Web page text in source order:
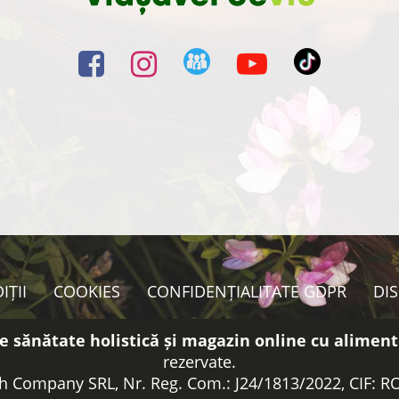
COOKIES CONFIDENȚIALITATE GDPR
sănătate holistică și magazin online cu
rezervate.
Company SRL, Nr. Reg. Com.: J24/1813/2022, CIF: